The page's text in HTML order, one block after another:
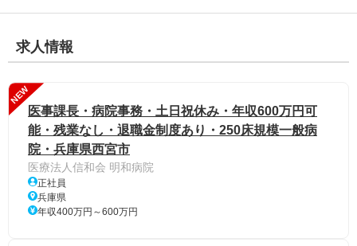
求人情報
NEW
医事課長・病院事務・土日祝休み・年収600万円可
能・残業なし・退職金制度あり・250床規模一般病
院・兵庫県西宮市
医療法人信和会 明和病院
正社員
兵庫県
年収400万円～600万円